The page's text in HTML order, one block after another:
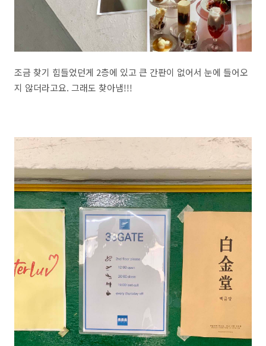
조금 찾기 힘들었던게 2층에 있고 큰 간판이 없어서 눈에 들어오
지 않더라고요. 그래도 찾아냄!!!